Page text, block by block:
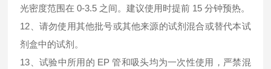
光密度范围在 0-3.5 之间。建议使用时提前 15 分钟预热。
12、请勿使用其他批号或其他来源的试剂混合或替代本试
剂盒中的试剂。
13、试验中所用的 EP 管和吸头均为一次性使用，严禁混